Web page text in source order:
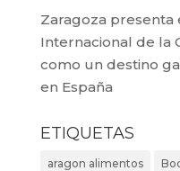
Zaragoza presenta
Internacional de la
como un destino
en España
ETIQUETAS
aragon alimentos